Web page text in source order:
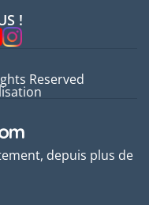
!
depuis plus de
Reserved